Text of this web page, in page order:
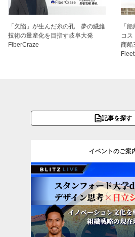
「欠陥」が生んだ糸の孔 夢の繊維
技術の量産化を目指す岐阜大発
FiberCraze
「
コ
商船
記事を探す
イベントのご案